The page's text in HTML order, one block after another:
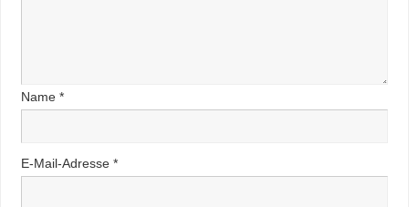
Name *
E-Mail-Adresse *